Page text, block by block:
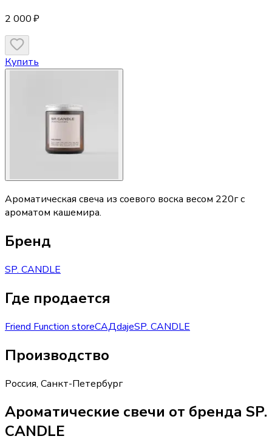
2 000 ₽
Купить
Ароматическая свеча из соевого воска весом 220г с
ароматом кашемира.
Бренд
SP. CANDLE
Где продается
Friend Function storeСАДdajeSP. CANDLE
Производство
Россия, Санкт-Петербург
Ароматические свечи от бренда SP.
CANDLE